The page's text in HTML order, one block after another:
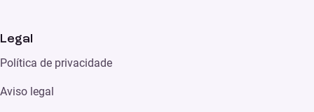
Legal
Política de privacidade
Aviso legal